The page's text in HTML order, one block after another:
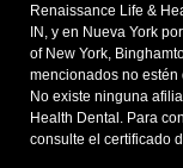
Renaissance Life &
IN, y en Nueva York
of New York,
mencionados no estén
No existe ninguna
Health Dental. Para
consulte el certificado